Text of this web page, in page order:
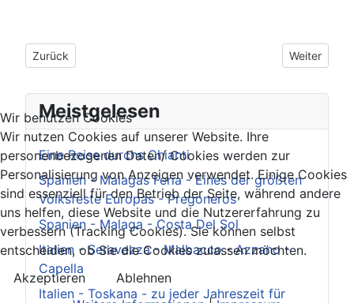
Vorheriger Beitrag: Die verlassene Abtei San Galgano
Zurück Nächster
Weiter
Meistgelesen
Eine Reise durchs Chianti
Spanien - Malagas Feria - Eines der größten
Volksfeste Europas - Pregoneros
Spanien - Malaga - Costa Del Sol
Italien - Seravezza - Malbacco - Azzano -
Capella
Italien - Toskana - zu jeder Jahreszeit für
Wir benutzen Cookies
Wir nutzen Cookies auf unserer Website. Ihre
personenbezogenen Daten/ Cookies werden zur
Personalisierung von Anzeigen verwendet. Einige Cookies
sind essenziell für den Betrieb der Seite, während andere
uns helfen, diese Website und die Nutzererfahrung zu
verbessern (Tracking Cookies). Sie können selbst
entscheiden, ob Sie die Cookies zulassen möchten.
Akzeptieren
Ablehnen